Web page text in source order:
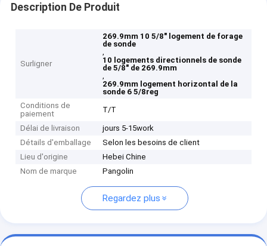
Description De Produit
Surligner
269.9mm 10 5/8" logement de forage
de sonde
,
10 logements directionnels de sonde
de 5/8" de 269.9mm
,
269.9mm logement horizontal de la
sonde 6 5/8reg
Conditions de
paiement
T/T
Délai de livraison
jours 5-15work
Détails d'emballage
Selon les besoins de client
Lieu d'origine
Hebei Chine
Nom de marque
Pangolin
Regardez plus